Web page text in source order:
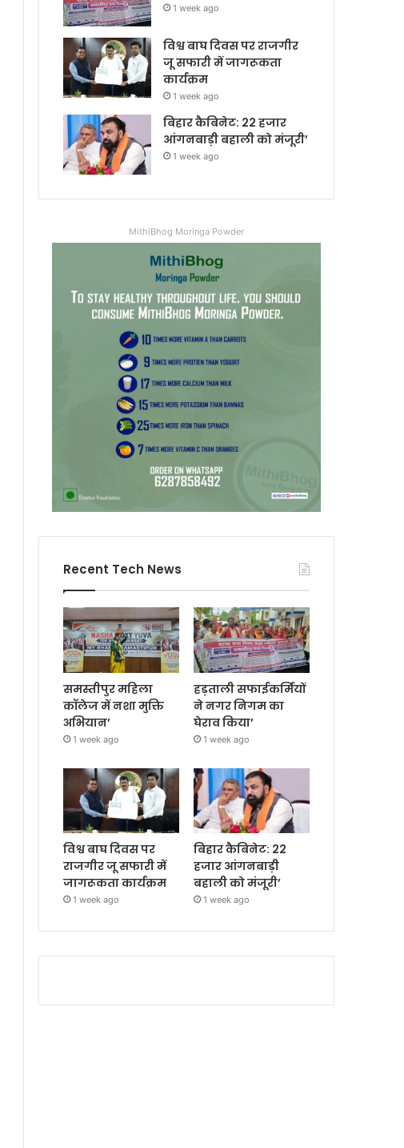
1 week ago
विश्व बाघ दिवस पर राजगीर
जू सफारी में जागरूकता
कार्यक्रम
1 week ago
बिहार कैबिनेट: 22 हजार
आंगनबाड़ी बहाली को मंजूरी’
1 week ago
MithiBhog Moringa Powder
Recent Tech News
समस्तीपुर महिला
कॉलेज में नशा मुक्ति
अभियान’
1 week ago
हड़ताली सफाईकर्मियों
ने नगर निगम का
घेराव किया’
1 week ago
विश्व बाघ दिवस पर
राजगीर जू सफारी में
जागरूकता कार्यक्रम
1 week ago
बिहार कैबिनेट: 22
हजार आंगनबाड़ी
बहाली को मंजूरी’
1 week ago